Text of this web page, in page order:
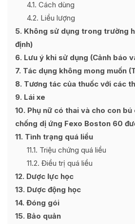
4.1 Cách dùng
4.2 Liều lượng
5 Không sử dụng trong trường
định)
6 Lưu ý khi sử dụng (Cảnh báo
7 Tác dụng không mong muốn
8 Tương tác của thuốc với các
9 Lái xe
10 Phụ nữ có thai và cho con
chống dị ứng Fexo Boston 60
11 Tình trạng quá liều
11.1 Triệu chứng quá liều
11.2 Điều trị quá liều
12 Dược lực học
13 Dược động học
14 Đóng gói
15 Bảo quản